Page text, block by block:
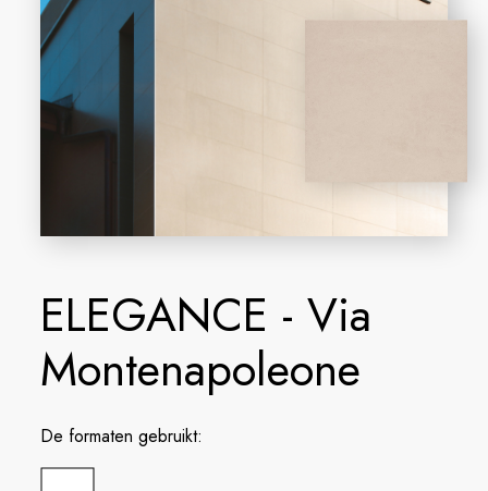
ELEGANCE - Via
Montenapoleone
De formaten gebruikt: